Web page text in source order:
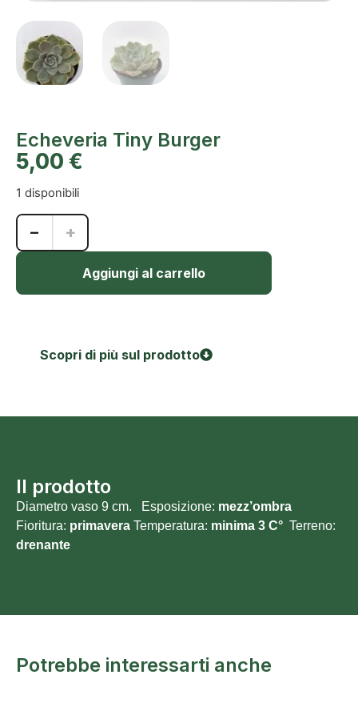
Echeveria Tiny Burger
5,00 €
1 disponibili
− +
Aggiungi al carrello
Scopri di più sul prodotto
Il prodotto
Diametro vaso 9 cm. Esposizione: mezz’ombra
Fioritura: primavera Temperatura: minima 3 C° Terreno:
drenante
Potrebbe interessarti anche